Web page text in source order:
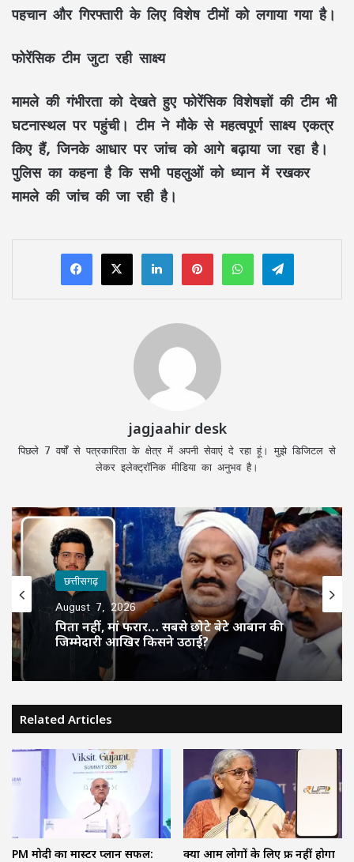
पहचान और गिरफ्तारी के लिए विशेष टीमों को लगाया गया है।
फोरेंसिक टीम जुटा रही साक्ष्य
मामले की गंभीरता को देखते हुए फोरेंसिक विशेषज्ञों की टीम भी
घटनास्थल पर पहुंची। टीम ने मौके से महत्वपूर्ण साक्ष्य एकत्र
किए हैं, जिनके आधार पर जांच को आगे बढ़ाया जा रहा है।
पुलिस का कहना है कि सभी पहलुओं को ध्यान में रखकर
मामले की जांच की जा रही है।
LinkedInPinterestWhatsAppTelegram
jagjaahir desk
पिछले 7 वर्षों से पत्रकारिता के क्षेत्र में अपनी सेवाएं दे रहा हूं। मुझे डिजिटल से
लेकर इलेक्ट्रॉनिक मीडिया का अनुभव है।
छत्तीसगढ़
August 7, 2026
पिता नहीं, मां फरार… सबसे छोटे बेटे आबान की
जिम्मेदारी आखिर किसने उठाई?
Related Articles
PM मोदी का मास्टर प्लान सफल:
क्या आम लोगों के लिए फ्री नहीं होगा